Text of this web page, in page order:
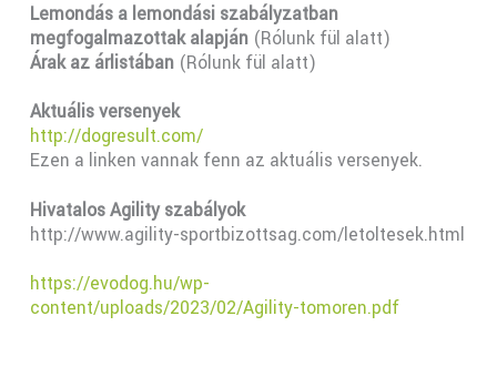
Lemondás a lemondási szabályzatban
megfogalmazottak alapján(Rólunk fül alatt)
Árak az árlistában(Rólunk fül alatt)
Aktuális versenyek
http://dogresult.com/
Ezen a linken vannak fenn az aktuális versenyek.
Hivatalos Agility szabályok
http://www.agility-sportbizottsag.com/letoltesek.html
https://evodog.hu/wp-
content/uploads/2023/02/Agility-tomoren.pdf